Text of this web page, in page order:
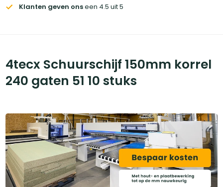
Klanten geven onseen 4.5 uit 5
4tecx Schuurschijf 150mm korrel
240 gaten 51 10 stuks